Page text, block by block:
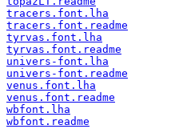
tracers.font.lha
tracers.font.readme
tyrvas.font.lha
tyrvas.font.readme
univers-font.lha
univers-font.readme
venus.font.lha
venus.font.readme
wbfont.lha
wbfont.readme